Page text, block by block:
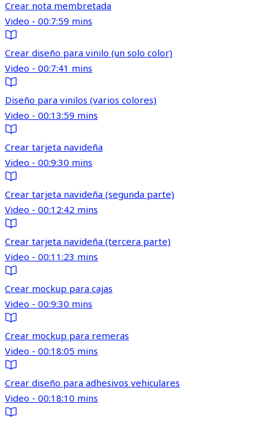
Crear nota membretada
Video - 00:7:59 mins
Crear diseño para vinilo (un solo color)
Video - 00:7:41 mins
Diseño para vinilos (varios colores)
Video - 00:13:59 mins
Crear tarjeta navideña
Video - 00:9:30 mins
Crear tarjeta navideña (segunda parte)
Video - 00:12:42 mins
Crear tarjeta navideña (tercera parte)
Video - 00:11:23 mins
Crear mockup para cajas
Video - 00:9:30 mins
Crear mockup para remeras
Video - 00:18:05 mins
Crear diseño para adhesivos vehiculares
Video - 00:18:10 mins